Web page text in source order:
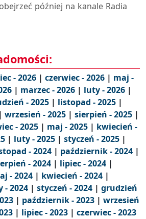
później na kanale Radia
- 2026 | czerwiec - 2026 | maj -
| marzec - 2026 | luty - 2026 |
- 2025 | listopad - 2025 |
| wrzesień - 2025 | sierpień - 2025 |
- 2025 | maj - 2025 | kwiecień -
| luty - 2025 | styczeń - 2025 |
- 2024 | październik - 2024 |
- 2024 | lipiec - 2024 |
- 2024 | kwiecień - 2024 |
- 2024 | styczeń - 2024 | grudzień
| październik - 2023 | wrzesień
| lipiec - 2023 | czerwiec - 2023